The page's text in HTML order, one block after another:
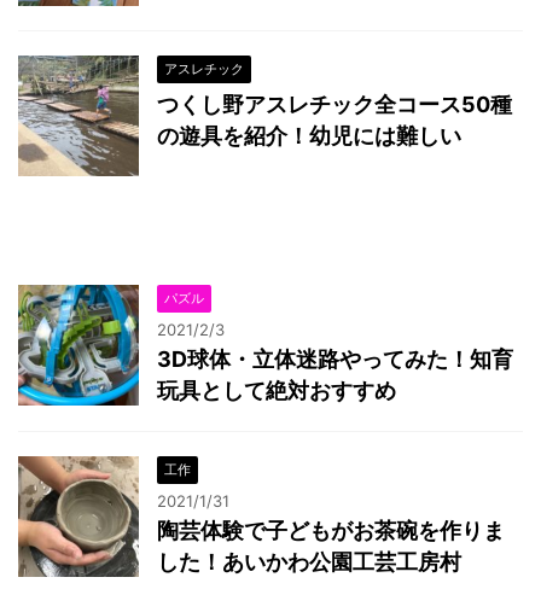
アスレチック
つくし野アスレチック全コース50種
の遊具を紹介！幼児には難しい
パズル
2021/2/3
3D球体・立体迷路やってみた！知育
玩具として絶対おすすめ
工作
2021/1/31
陶芸体験で子どもがお茶碗を作りま
した！あいかわ公園工芸工房村